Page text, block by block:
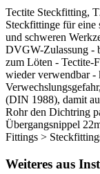
Tectite Steckfitting,
Steckfittinge für eine
und schweren
DVGW-Zulassung -
zum Löten - Tectite-
wieder verwendbar -
(DIN 1988), damit
Rohr den Dichtring
Übergangsnippel
Fittings >
Weiteres aus